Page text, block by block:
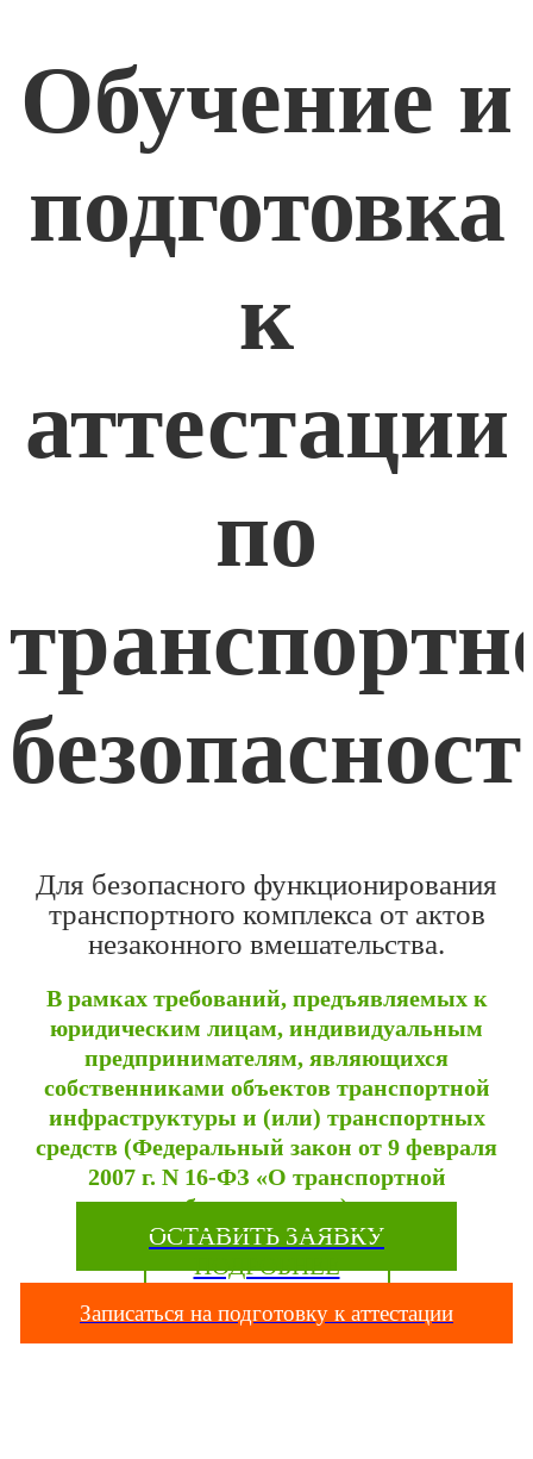
Обучение и
подготовка
к
аттестации
по
Для безопасного функционирования
транспортного комплекса от актов
незаконного вмешательства.
В рамках требований, предъявляемых к
юридическим лицам, индивидуальным
предпринимателям, являющихся
собственниками объектов транспортной
инфраструктуры и (или) транспортных
средств (Федеральный закон от 9 февраля
2007 г. N 16-ФЗ «О транспортной
безопасности»)
ОСТАВИТЬ ЗАЯВКУ
ПОДРОБНЕЕ
Записаться на подготовку к аттестации